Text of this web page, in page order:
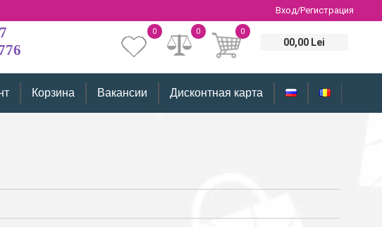
Вход/Регистрация
0
00,00 Lei
0
0
Корзина Вакансии Дисконтная карта